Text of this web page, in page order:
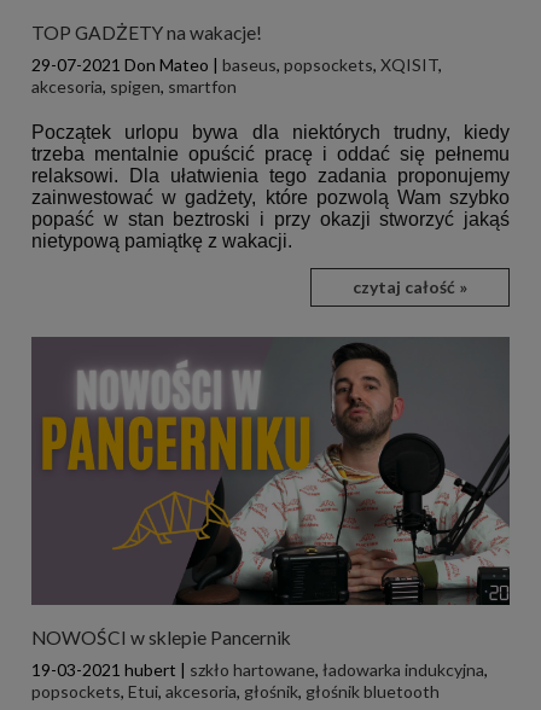
TOP GADŻETY na wakacje!
29-07-2021 Don Mateo | baseus, popsockets, XQISIT,
akcesoria, spigen, smartfon
Początek urlopu bywa dla niektórych trudny, kiedy
trzeba mentalnie opuścić pracę i oddać się pełnemu
relaksowi. Dla ułatwienia tego zadania proponujemy
zainwestować w gadżety, które pozwolą Wam szybko
popaść w stan beztroski i przy okazji stworzyć jakąś
nietypową pamiątkę z wakacji.
czytaj całość »
NOWOŚCI w sklepie Pancernik
19-03-2021 hubert | szkło hartowane, ładowarka indukcyjna,
popsockets, Etui, akcesoria, głośnik, głośnik bluetooth